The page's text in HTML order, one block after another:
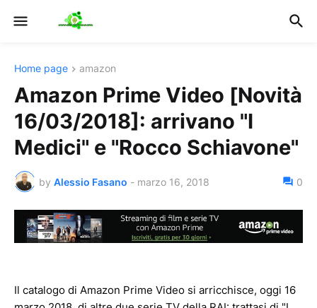
Home page amazon
Amazon Prime Video [Novità
16/03/2018]: arrivano "I
Medici" e "Rocco Schiavone"
by Alessio Fasano - marzo 16, 2018 0
Il catalogo di Amazon Prime Video si arricchisce, oggi 16